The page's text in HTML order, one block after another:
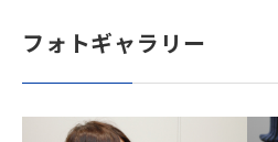
フォトギャラリー